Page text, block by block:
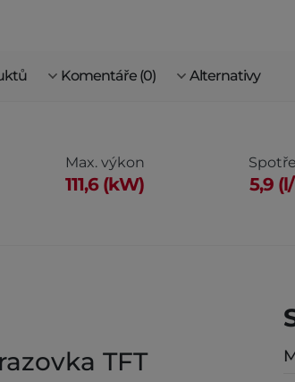
Komentáře (0) Alternativy
Max. výkon
111,6 (kW) 5,9
TFT